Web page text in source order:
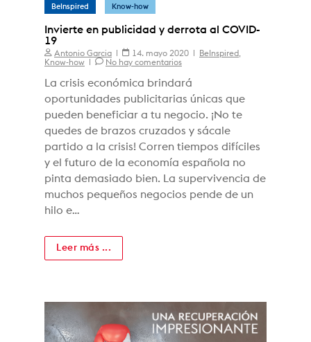
BeInspired Know-how
Invierte en publicidad y derrota al COVID-
19
Antonio Garcia 14. mayo 2020 BeInspired
Know-how
No hay comentarios
La crisis económica brindará
oportunidades publicitarias únicas que
pueden beneficiar a tu negocio. ¡No te
quedes de brazos cruzados y sácale
partido a la crisis! Corren tiempos difíciles
y el futuro de la economía española no
pinta demasiado bien. La supervivencia de
muchos pequeños negocios pende de un
hilo e…
Leer más ...